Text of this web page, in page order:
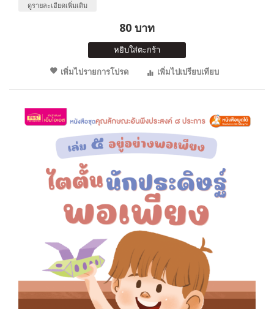
ดูรายละเอียดเพิ่มเติม
80 บาท
หยิบใส่ตะกร้า
เพิ่มไปรายการโปรด
เพิ่มไปเปรียบเทียบ